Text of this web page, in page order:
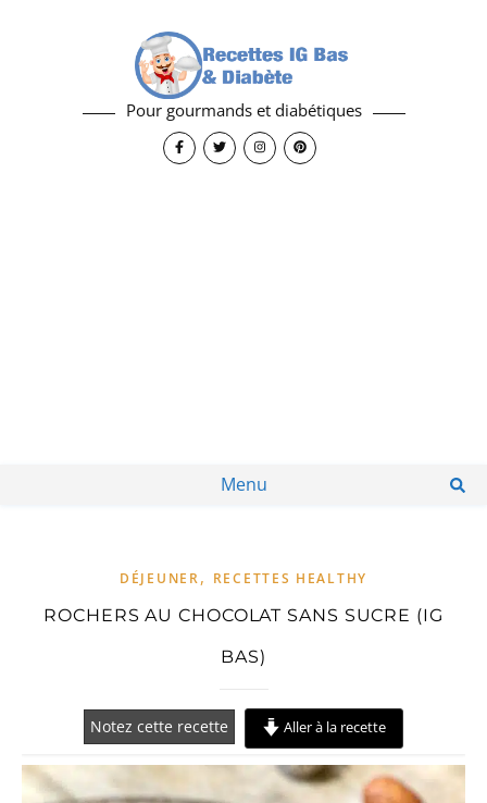
Pour gourmands et diabétiques
Menu
DÉJEUNER, RECETTES HEALTHY
ROCHERS AU CHOCOLAT SANS SUCRE (IG
BAS)
Notez cette recette Aller à la recette